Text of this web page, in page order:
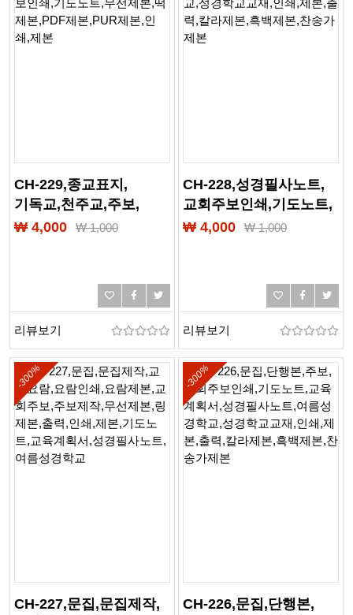
CH-229,종교표지,
기독교,천주교,주보,
주보인쇄,요람제본,
떡제본,PDF제본,PUR제본,
인쇄,제본
₩ 4,000 ₩1,000
리뷰보기
CH-228,성경필사노트,
교회주보인쇄,기도노트,
교육계획서,
성경학교교재,인쇄,제본,
출력,칼라제본,흑백제본,
찬송가제본
₩ 4,000 ₩1,000
리뷰보기
-300%
CH-227,문집,문집제작,
-300%
CH-226,문집,단행본,